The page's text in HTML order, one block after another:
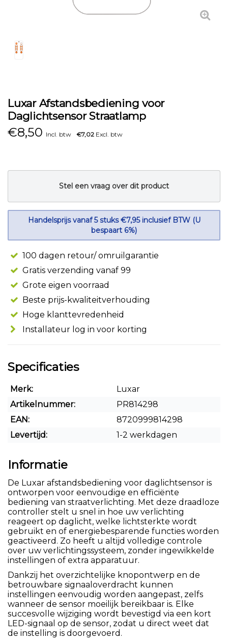
Luxar Afstandsbediening voor
Daglichtsensor Straatlamp
€8,50 Incl. btw €7,02 Excl. btw
Stel een vraag over dit product
Handelsprijs vanaf 5 stuks €7,95 inclusief BTW (U
bespaart 6%)
100 dagen retour/ omruilgarantie
Gratis verzending vanaf 99
Grote eigen voorraad
Beste prijs-kwaliteitverhouding
Hoge klanttevredenheid
Installateur log in voor korting
Specificaties
Merk:
Luxar
Artikelnummer:
PR814298
EAN:
8720999814298
Levertijd:
1-2 werkdagen
Informatie
De Luxar afstandsbediening voor daglichtsensor is
ontworpen voor eenvoudige en efficiënte
bediening van straatverlichting. Met deze draadloze
controller stelt u snel in hoe uw verlichting
reageert op daglicht, welke lichtsterkte wordt
gebruikt en of energiebesparende functies worden
geactiveerd. Zo heeft u altijd volledige controle
over uw verlichtingssysteem, zonder ingewikkelde
instellingen of extra apparatuur.
Dankzij het overzichtelijke knopontwerp en de
betrouwbare signaaloverdracht kunnen
instellingen eenvoudig worden aangepast, zelfs
wanneer de sensor moeilijk bereikbaar is. Elke
succesvolle wijziging wordt bevestigd via een kort
LED-signaal op de sensor, zodat u direct weet dat
de instelling is doorgevoerd.